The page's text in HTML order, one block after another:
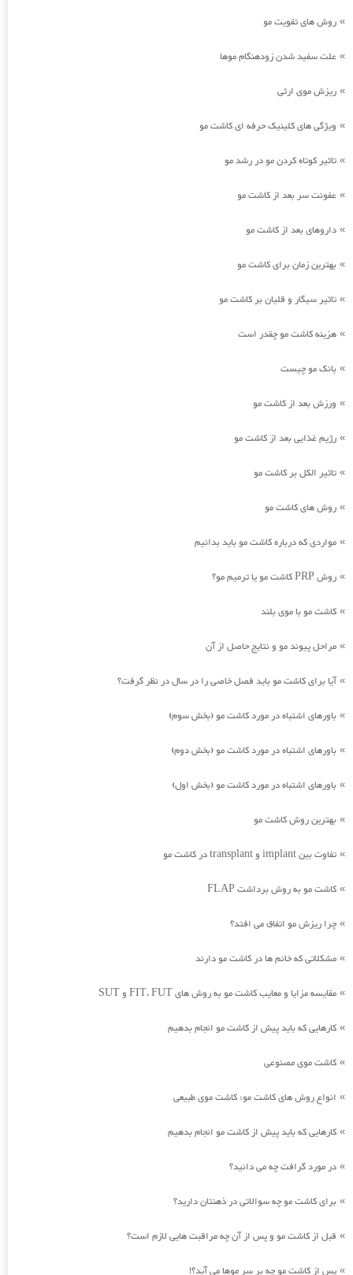
» روش های تقویت مو
» علت سفید شدن زودهنگام موها
» ریزش موی ارثی
» ویژگی های کلینیک حرفه ای کاشت مو
» تاثیر کوتاه کردن مو در رشد مو
» عفونت سر بعد از کاشت مو
» داروهای بعد از کاشت مو
» بهترین زمان برای کاشت مو
» تاثیر سیگار و قلیان بر کاشت مو
» هزینه کاشت مو چقدر است
» بانک مو چیست
» ورزش بعد از کاشت مو
» رژیم غذایی بعد از کاشت مو
» تاثیر الکل بر کاشت مو
» روش های کاشت مو
» مواردی که درباره کاشت مو باید بدانیم
» روش PRP کاشت مو یا ترمیم مو؟
» کاشت مو با موی بلند
» مراحل پیوند مو و نتایج حاصل از آن
»آیا برای کاشت مو باید فصل خاصی را در سال در نظر گرفت؟
» باورهای اشتباه در مورد کاشت مو (بخش سوم)
» باورهای اشتباه در مورد کاشت مو (بخش دوم)
» باورهای اشتباه در مورد کاشت مو (بخش اول)
» بهترین روش کاشت مو
» تفاوت بین implant و transplant در کاشت مو
» کاشت مو به روش برداشت FLAP
» چرا ریزش مو اتفاق می افتد؟
» مشکلاتی که خانم ها در کاشت مو دارند
» مقایسه مزایا و معایب کاشت مو به روش های FIT، FUT و SUT
» کارهایی که باید پیش از کاشت مو انجام بدهیم
» کاشت موی مصنوعی
» انواع روش های کاشت مو: کاشت موی طبیعی
» کارهایی که باید پیش از کاشت مو انجام بدهیم
» در مورد گرافت چه می دانید؟
» برای کاشت مو چه سوالاتی در ذهنتان دارید؟
» قبل از کاشت مو و پس از آن چه مراقبت هایی لازم است؟
» پس از کاشت مو چه بر سر موها می آید؟!